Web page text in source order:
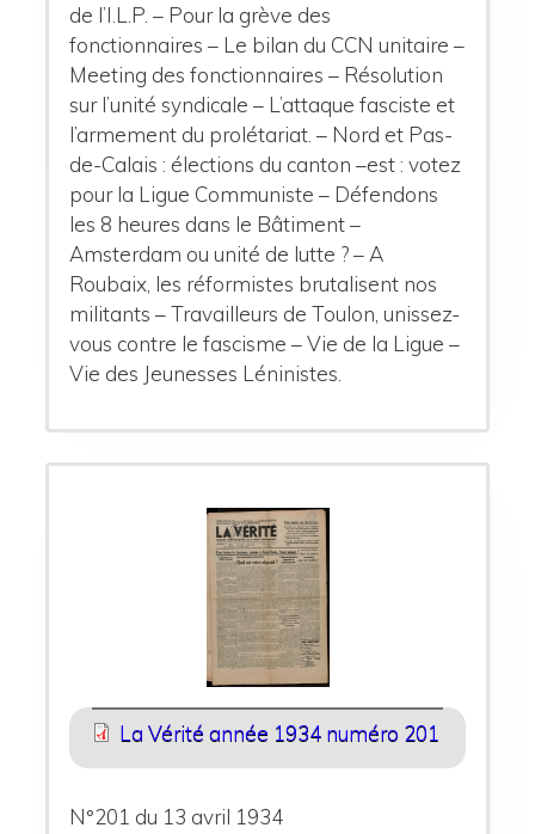
de l’I.L.P. – Pour la grève des
fonctionnaires – Le bilan du CCN unitaire –
Meeting des fonctionnaires – Résolution
sur l’unité syndicale – L’attaque fasciste et
l’armement du prolétariat. – Nord et Pas-
de-Calais : élections du canton –est : votez
pour la Ligue Communiste – Défendons
les 8 heures dans le Bâtiment –
Amsterdam ou unité de lutte ? – A
Roubaix, les réformistes brutalisent nos
militants – Travailleurs de Toulon, unissez-
vous contre le fascisme – Vie de la Ligue –
Vie des Jeunesses Léninistes.
La Vérité année 1934 numéro 201
N°201 du 13 avril 1934